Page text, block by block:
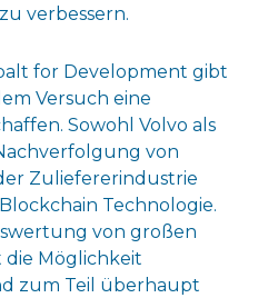
verbessern.
for Development gibt
Versuch eine
Sowohl Volvo als
von
Zuliefererindustrie
Technologie.
von großen
Möglichkeit
zum Teil überhaupt